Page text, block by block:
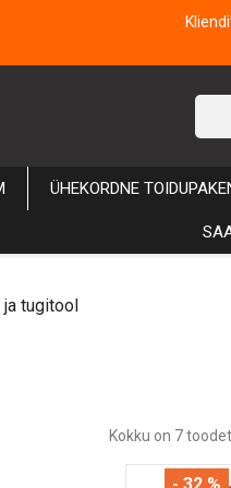
ÜHEKORDNE
ja tugitool
Kokku on 7 toodet.